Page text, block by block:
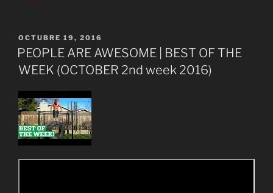
PUBLICADO
EL
OCTUBRE 19, 2016
PEOPLE ARE AWESOME | BEST OF THE
WEEK (OCTOBER 2nd week 2016)